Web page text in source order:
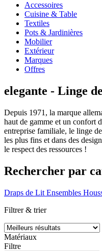
Accessoires
Cuisine & Table
Textiles
Pots & Jardinières
Mobilier
Extérieur
Marques
Offres
elegante - Linge
Depuis 1971, la marque
haut de gamme et un confort
entreprise familiale, le linge
les plus fins et dans des
le respect des ressources !
Rechercher par
Draps de Lit Ensembles
Filtrer & trier
Matériaux
Filtre